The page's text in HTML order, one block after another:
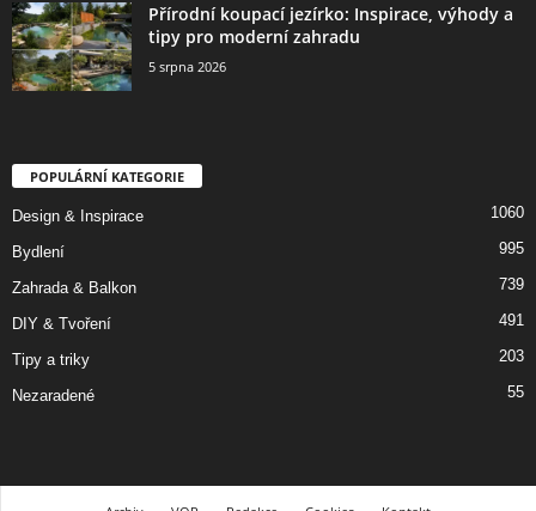
Přírodní koupací jezírko: Inspirace, výhody a
tipy pro moderní zahradu
5 srpna 2026
POPULÁRNÍ KATEGORIE
Design & Inspirace 1060
Bydlení 995
Zahrada & Balkon 739
DIY & Tvoření 491
Tipy a triky 203
Nezaradené 55